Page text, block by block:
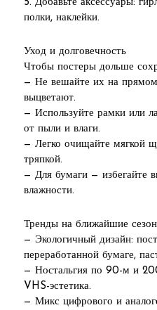
5. Добавьте аксессуары:
полки, наклейки.
Уход и долговечность
Чтобы постеры дольше
— Не вешайте их на
выцветают.
— Используйте рамки или
от пыли и влаги.
— Легко очищайте мягкой
тряпкой.
— Для бумаги — избегайте
влажности.
Тренды на ближайшие
— Экологичный дизайн:
переработанной бумаге,
— Ностальгия по 90-м и
VHS-эстетика.
— Микс цифрового и